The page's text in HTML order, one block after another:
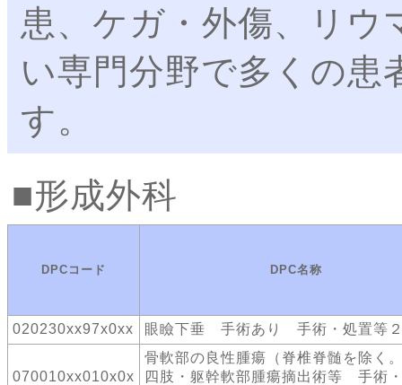
患、ケガ・外傷、リウ
い専門分野で多くの患
す。
形成外科
DPCコード DPC名称
020230xx97x0xx 眼瞼下垂 手術あり 手術・処置等
070010xx010x0x
骨軟部の良性腫瘍（脊椎脊髄を除
四肢・躯幹軟部腫瘍摘出術等 手術